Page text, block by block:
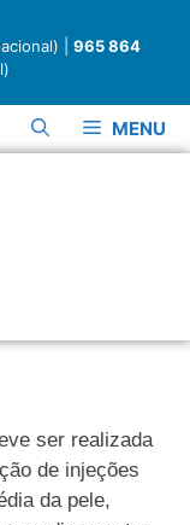
| 965 864
MENU
ser realizada
de injeções
da pele,